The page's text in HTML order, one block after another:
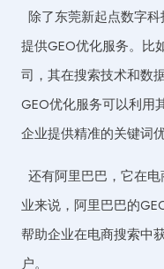
除了东莞新起点数字
提供GEO优化服务。比
司，其在搜索技术和数
GEO优化服务可以利用
企业提供精准的关键词
还有阿里巴巴，它在
业来说，阿里巴巴的
帮助企业在电商搜索中
户。